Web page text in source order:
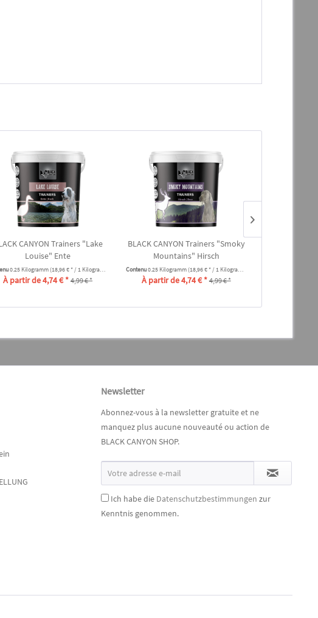
CANYON Trainers "Lake
Louise" Ente
0.25 Kilogramm(18,96 € * / 1 Kilogramm)
À partir de 4,74 € * 4,99 € *
BLACK CANYON Trainers "Smoky
Mountains" Hirsch
Contenu0.25 Kilogramm(18,96 € * / 1 Kilogramm)
À partir de 4,74 € * 4,99 € *
Newsletter
Abonnez-vous à la newsletter gratuite et ne
manquez plus aucune nouveauté ou action de
BLACK CANYON SHOP.
Ich habe die Datenschutzbestimmungen zur
Kenntnis genommen.